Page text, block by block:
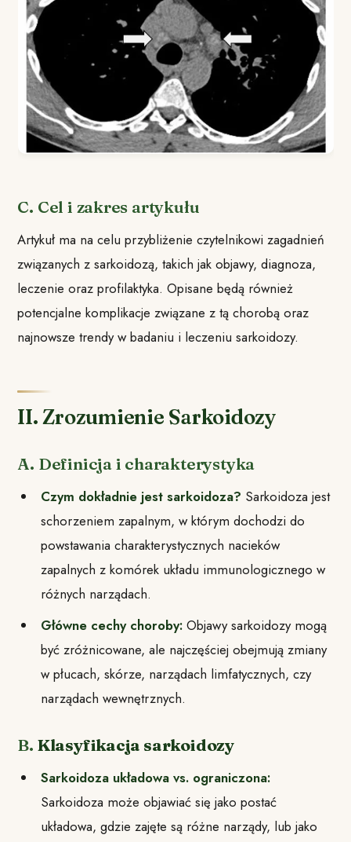
C. Cel i zakres artykułu
Artykuł ma na celu przybliżenie czytelnikowi zagadnień
związanych z sarkoidozą, takich jak objawy, diagnoza,
leczenie oraz profilaktyka. Opisane będą również
potencjalne komplikacje związane z tą chorobą oraz
najnowsze trendy w badaniu i leczeniu sarkoidozy.
II. Zrozumienie Sarkoidozy
A. Definicja i charakterystyka
Czym dokładnie jest sarkoidoza? Sarkoidoza jest
schorzeniem zapalnym, w którym dochodzi do
powstawania charakterystycznych nacieków
zapalnych z komórek układu immunologicznego w
różnych narządach.
Główne cechy choroby: Objawy sarkoidozy mogą
być zróżnicowane, ale najczęściej obejmują zmiany
w płucach, skórze, narządach limfatycznych, czy
narządach wewnętrznych.
B. Klasyfikacja sarkoidozy
Sarkoidoza układowa vs. ograniczona:
Sarkoidoza może objawiać się jako postać
układowa, gdzie zajęte są różne narządy, lub jako